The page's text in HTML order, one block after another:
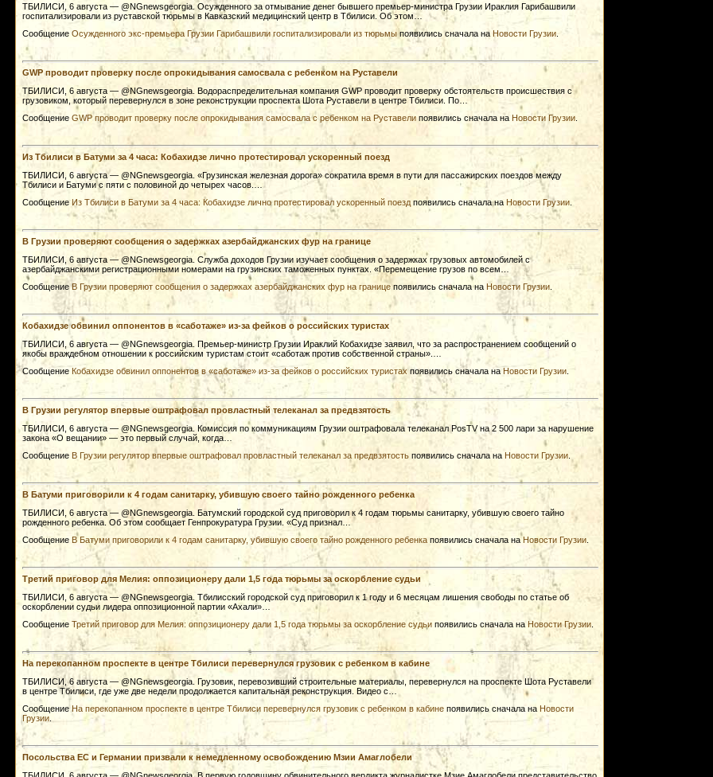
ТБИЛИСИ, 6 августа — @NGnewsgeorgia. Осужденного за отмывание денег бывшего премьер-министра Грузии Ираклия Гарибашвили
госпитализировали из руставской тюрьмы в Кавказский медицинский центр в Тбилиси. Об этом…
Сообщение Осужденного экс-премьера Грузии Гарибашвили госпитализировали из тюрьмы появились сначала на Новости Грузии
GWP проводит проверку после опрокидывания самосвала с ребенком на Руставели
ТБИЛИСИ, 6 августа — @NGnewsgeorgia. Водораспределительная компания GWP проводит проверку обстоятельств происшествия с
грузовиком, который перевернулся в зоне реконструкции проспекта Шота Руставели в центре Тбилиси. По…
Сообщение GWP проводит проверку после опрокидывания самосвала с ребенком на Руставели появились сначала на Новости Грузии
Из Тбилиси в Батуми за 4 часа: Кобахидзе лично протестировал ускоренный поезд
ТБИЛИСИ, 6 августа — @NGnewsgeorgia. «Грузинская железная дорога» сократила время в пути для пассажирских поездов между
Тбилиси и Батуми с пяти с половиной до четырех часов.…
Сообщение Из Тбилиси в Батуми за 4 часа: Кобахидзе лично протестировал ускоренный поезд появились сначала на Новости Грузии
В Грузии проверяют сообщения о задержках азербайджанских фур на границе
ТБИЛИСИ, 6 августа — @NGnewsgeorgia. Служба доходов Грузии изучает сообщения о задержках грузовых автомобилей с
азербайджанскими регистрационными номерами на грузинских таможенных пунктах. «Перемещение грузов по всем…
СообщениеВ Грузии проверяют сообщения о задержках азербайджанских фур на границепоявились сначала на Новости Грузии
Кобахидзе обвинил оппонентов в «саботаже» из-за фейков о российских туристах
ТБИЛИСИ, 6 августа — @NGnewsgeorgia. Премьер-министр Грузии Ираклий Кобахидзе заявил, что за распространением сообщений о
якобы враждебном отношении к российским туристам стоит «саботаж против собственной страны».…
Сообщение Кобахидзе обвинил оппонентов в «саботаже» из-за фейков о российских туристахпоявились сначала на Новости Грузии
В Грузии регулятор впервые оштрафовал провластный телеканал за предвзятость
ТБИЛИСИ, 6 августа — @NGnewsgeorgia. Комиссия по коммуникациям Грузии оштрафовала телеканал PosTV на 2 500 лари за нарушение
закона «О вещании» — это первый случай, когда…
Сообщение В Грузии регулятор впервые оштрафовал провластный телеканал за предвзятость появились сначала на Новости Грузии
В Батуми приговорили к 4 годам санитарку, убившую своего тайно рожденного ребенка
ТБИЛИСИ, 6 августа — @NGnewsgeorgia. Батумский городской суд приговорил к 4 годам тюрьмы санитарку, убившую своего тайно
рожденного ребенка. Об этом сообщает Генпрокуратура Грузии. «Суд признал…
Сообщение В Батуми приговорили к 4 годам санитарку, убившую своего тайно рожденного ребенка появились сначала на Новости Грузии
Третий приговор для Мелия: оппозиционеру дали 1,5 года тюрьмы за оскорбление судьи
ТБИЛИСИ, 6 августа — @NGnewsgeorgia. Тбилисский городской суд приговорил к 1 году и 6 месяцам лишения свободы по статье об
оскорблении судьи лидера оппозиционной партии «Ахали»…
Сообщение Третий приговор для Мелия: оппозиционеру дали 1,5 года тюрьмы за оскорбление судьи появились сначала на Новости Грузии
На перекопанном проспекте в центре Тбилиси перевернулся грузовик с ребенком в кабине
ТБИЛИСИ, 6 августа — @NGnewsgeorgia. Грузовик, перевозивший строительные материалы, перевернулся на проспекте Шота Руставели
в центре Тбилиси, где уже две недели продолжается капитальная реконструкция. Видео с…
СообщениеНа перекопанном проспекте в центре Тбилиси перевернулся грузовик с ребенком в кабине появились сначала на Новости
Грузии
Посольства ЕС и Германии призвали к немедленному освобождению Мзии Амаглобели